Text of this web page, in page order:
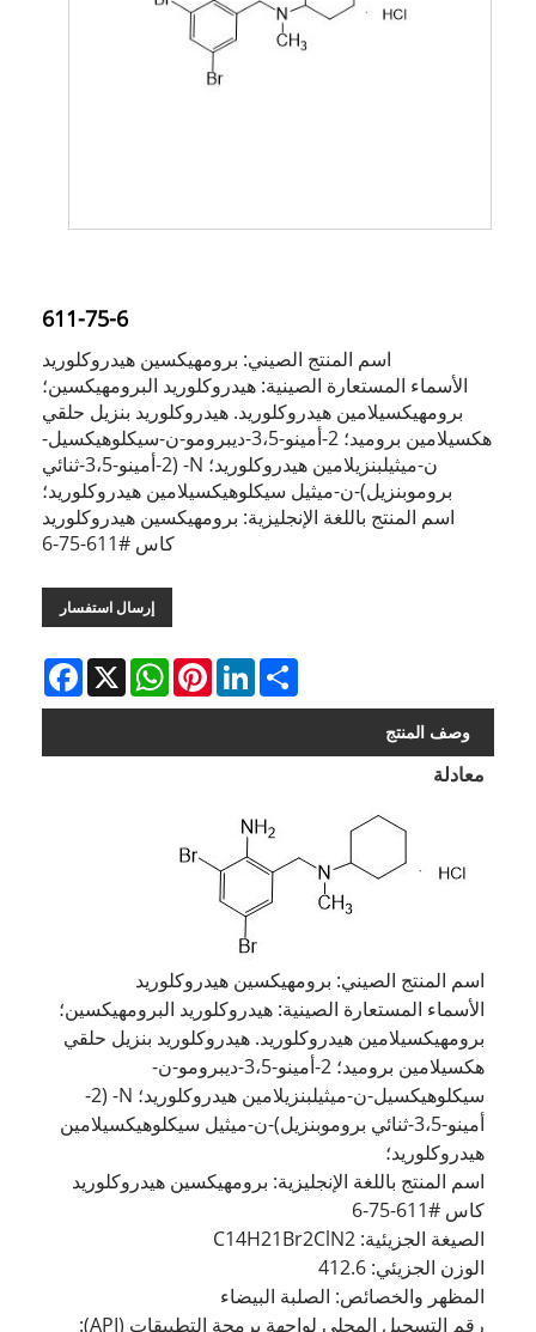
611-75-6
اسم المنتج الصيني: برومهيكسين هيدروكلوريد
الأسماء المستعارة الصينية: هيدروكلوريد البرومهيكسين؛
برومهيكسيلامين هيدروكلوريد. هيدروكلوريد بنزيل حلقي
هكسيلامين بروميد؛ 2-أمينو-3،5-ديبرومو-ن-سيكلوهيكسيل-
ن-ميثيلبنزيلامين هيدروكلوريد؛ N- (2-أمينو-3،5-ثنائي
بروموبنزيل)-ن-ميثيل سيكلوهيكسيلامين هيدروكلوريد؛
اسم المنتج باللغة الإنجليزية: برومهيكسين هيدروكلوريد
كاس #611-75-6
إرسال استفسار
Facebook X
WhatsAppPinterestLinkedInShare
وصف المنتج
معادلة
اسم المنتج الصيني: برومهيكسين هيدروكلوريد
الأسماء المستعارة الصينية: هيدروكلوريد البرومهيكسين؛
برومهيكسيلامين هيدروكلوريد. هيدروكلوريد بنزيل حلقي
هكسيلامين بروميد؛ 2-أمينو-3،5-ديبرومو-ن-
سيكلوهيكسيل-ن-ميثيلبنزيلامين هيدروكلوريد؛ N- (2-
أمينو-3،5-ثنائي بروموبنزيل)-ن-ميثيل سيكلوهيكسيلامين
هيدروكلوريد؛
اسم المنتج باللغة الإنجليزية: برومهيكسين هيدروكلوريد
كاس #611-75-6
الصيغة الجزيئية: C14H21Br2ClN2
الوزن الجزيئي: 412.6
المظهر والخصائص: الصلبة البيضاء
رقم التسجيل المحلي لواجهة برمجة التطبيقات (API):